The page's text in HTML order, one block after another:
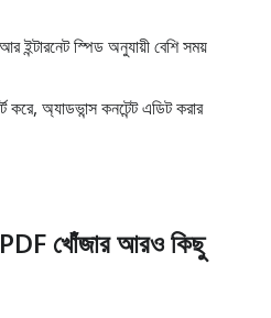
স্পিড অনুযায়ী বেশি সময়
অ্যাডভান্স কনটেন্ট এডিট করার
খোঁজার আরও কিছু